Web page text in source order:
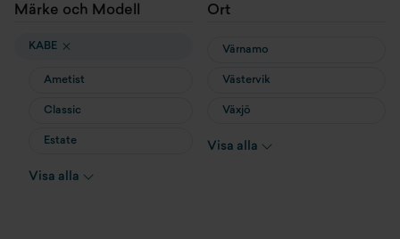
Märke och Modell
KABE
Ametist
Classic
Estate
Imperial
Visa alla
Ort
Värnamo
Västervik
Växjö
Öggestorp
Visa alla